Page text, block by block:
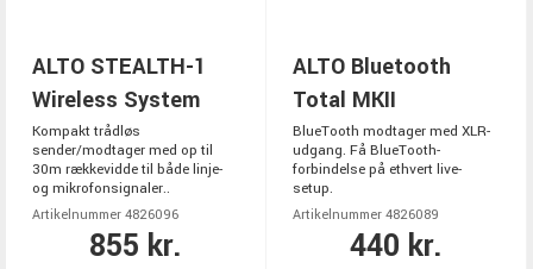
ALTO STEALTH-1
Wireless System
Kompakt trådløs
sender/modtager med op til
30m rækkevidde til både linje-
og mikrofonsignaler..
Artikelnummer 4826096
855 kr.
ALTO Bluetooth
Total MKII
BlueTooth modtager med XLR-
udgang. Få BlueTooth-
forbindelse på ethvert live-
setup.
Artikelnummer 4826089
440 kr.